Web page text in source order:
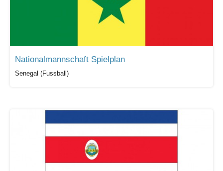
Nationalmannschaft Spielplan
Senegal (Fussball)